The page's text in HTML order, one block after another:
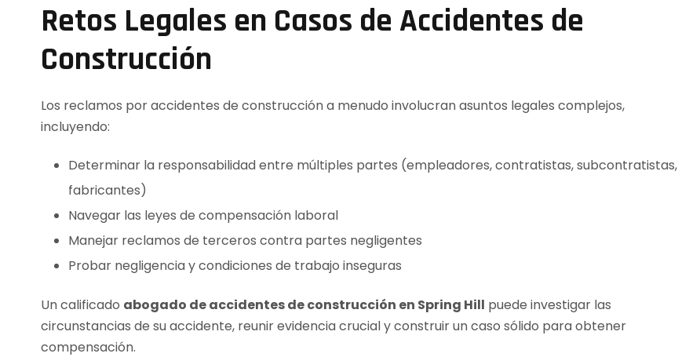
Retos Legales en Casos de Accidentes de
Construcción
Los reclamos por accidentes de construcción a menudo involucran asuntos legales complejos,
incluyendo:
Determinar la responsabilidad entre múltiples partes (empleadores, contratistas, subcontratistas,
fabricantes)
Navegar las leyes de compensación laboral
Manejar reclamos de terceros contra partes negligentes
Probar negligencia y condiciones de trabajo inseguras
Un calificado abogado de accidentes de construcción en Spring Hill puede investigar las
circunstancias de su accidente, reunir evidencia crucial y construir un caso sólido para obtener
compensación.